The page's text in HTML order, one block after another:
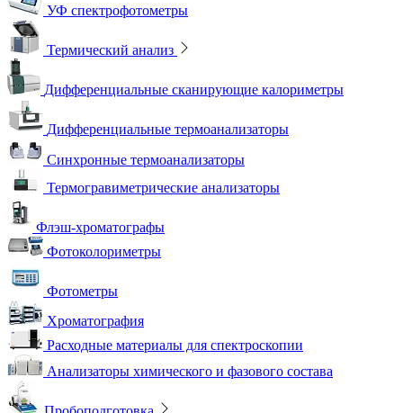
УФ спектрофотометры
Термический анализ
Дифференциальные сканирующие калориметры
Дифференциальные термоанализаторы
Синхронные термоанализаторы
Термогравиметрические анализаторы
Флэш-хроматографы
Фотоколориметры
Фотометры
Хроматография
Расходные материалы для спектроскопии
Анализаторы химического и фазового состава